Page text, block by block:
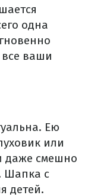
одна
все ваши
Ею
или
даже смешно
Шапка с
детей.